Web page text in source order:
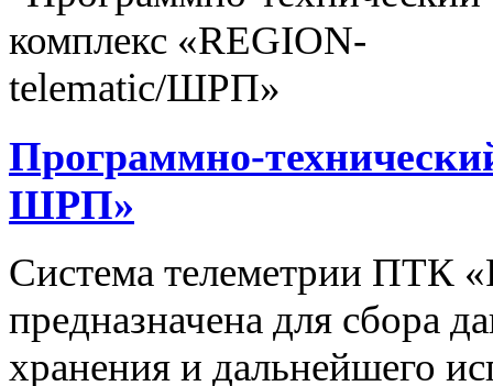
Программно-
ШРП»
Система телеметрии ПТК
предназначена для сбора
хранения и дальнейшего